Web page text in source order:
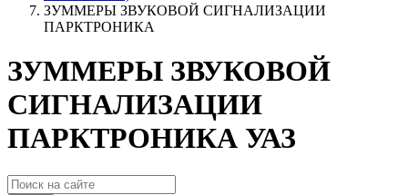
ЗУММЕРЫ ЗВУКОВОЙ СИГНАЛИЗАЦИИ
ПАРКТРОНИКА
ЗУММЕРЫ ЗВУКОВОЙ
СИГНАЛИЗАЦИИ
ПАРКТРОНИКА УАЗ